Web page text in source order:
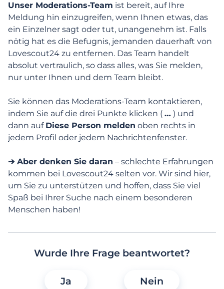
Wie kann ich mein Profil schützen?
Wie wird mein Austausch mit anderen
Mitgliedern von Ihnen verarbeitet?
Ich gehe bald auf ein erstes Date! Welchen
Warum sind die Nachrichten und Besuche
eines Profils aus meiner Liste
verschwunden?
Wie kann ich den
Datenschutzbeauftragten kontaktieren?
So funktionieren unsere Alterserkennung
und Gesichtsfotoprüfung
Unser Moderations-Team ist bereit, auf Ihre
Meldung hin einzugreifen, wenn Ihnen etwas, das
ein Einzelner sagt oder tut, unangenehm ist. Falls
nötig hat es die Befugnis, jemanden dauerhaft von
Lovescout24 zu entfernen. Das Team handelt
absolut vertraulich, so dass alles, was Sie melden,
nur unter Ihnen und dem Team bleibt.
Sie können das Moderations-Team kontaktieren,
indem Sie auf die drei Punkte klicken ( … ) und
dann auf Diese Person melden oben rechts in
jedem Profil oder jedem Nachrichtenfenster.
➔ Aber denken Sie daran – schlechte Erfahrungen
kommen bei Lovescout24 selten vor. Wir sind hier,
um Sie zu unterstützen und hoffen, dass Sie viel
Spaß bei Ihrer Suche nach einem besonderen
Menschen haben!
Wurde Ihre Frage beantwortet?
Ja Nein